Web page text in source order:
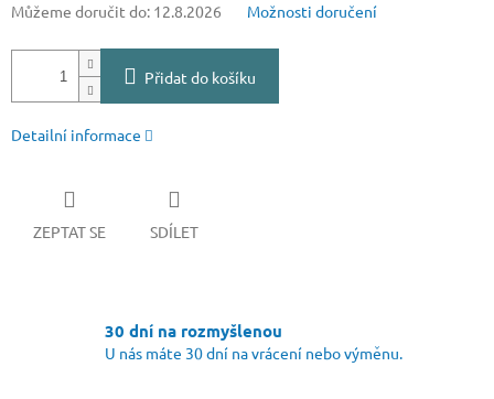
Můžeme doručit do: 12.8.2026 Možnosti doručení
Přidat do košíku
Detailní informace
ZEPTAT SE SDÍLET
30 dní na rozmyšlenou
U nás máte 30 dní na vrácení nebo výměnu.